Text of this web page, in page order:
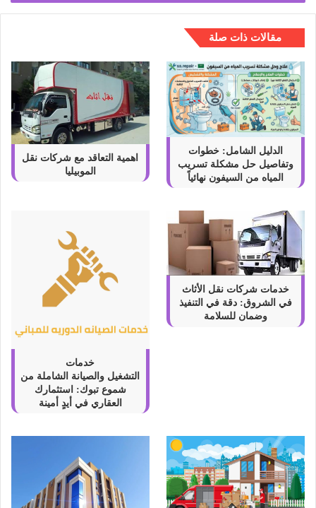
مقالات ذات صلة
الدليل الشامل: خطوات
وتفاصيل حل مشكلة تسريب
المياه من السيفون نهائياً
اهمية التعاقد مع شركات نقل
الموبيليا
خدمات شركات نقل الأثاث
في الشروق: دقة في التنفيذ
وضمان للسلامة
خدمات
التشغيل والصيانة الشاملة من
شموع تبوك: استثمارك
العقاري في أيدٍ أمينة